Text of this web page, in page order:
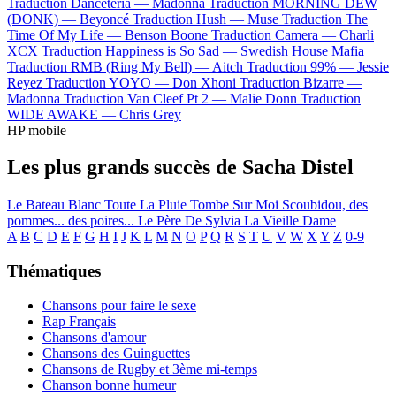
(DONK) — Beyoncé Traduction Hush — Muse Traduction The
Time Of My Life — Benson Boone Traduction Camera — Charli
XCX Traduction Happiness is So Sad — Swedish House Mafia
Traduction RMB (Ring My Bell) — Aitch Traduction 99% — Jessie
Reyez Traduction YOYO — Don Xhoni Traduction Bizarre —
Madonna Traduction Van Cleef Pt 2 — Malie Donn Traduction
WIDE AWAKE — Chris Grey
HP mobile
Les plus grands succès de Sacha Distel
Le Bateau Blanc Toute La Pluie Tombe Sur Moi Scoubidou, des
pommes... des poires... Le Père De Sylvia La Vieille Dame
A B C D E F G H I J K L M N O P Q R S T U V W X Y Z 0-9
Thématiques
Chansons pour faire le sexe
Rap Français
Chansons d'amour
Chansons des Guinguettes
Chansons de Rugby et 3ème mi-temps
Chanson bonne humeur